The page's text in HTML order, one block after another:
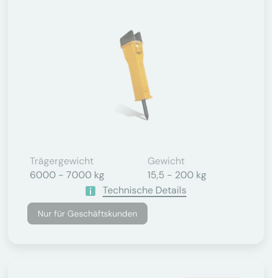
Trägergewicht
6000 - 7000 kg
Gewicht
15,5 - 200 kg
Technische Details
Nur für Geschäftskunden